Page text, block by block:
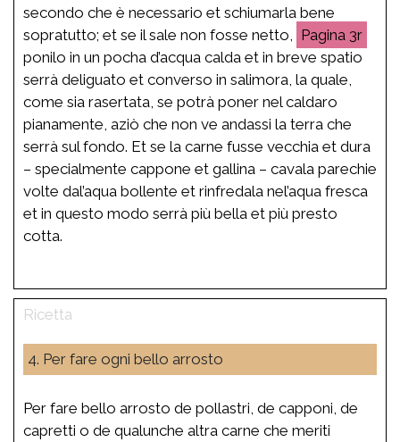
secondo che è necessario et schiumarla bene
sopratutto; et se il sale non fosse netto,
3r
ponilo in un pocha d’acqua calda et in breve spatio
serrà deliguato et converso in salimora, la quale,
come sia rasertata, se potrà poner nel caldaro
pianamente, aziò che non ve andassi la terra che
serrà sul fondo. Et se la carne fusse vecchia et dura
– specialmente cappone et gallina – cavala parechie
volte dal’aqua bollente et rinfredala nel’aqua fresca
et in questo modo serrà più bella et più presto
cotta.
4. Per fare ogni bello arrosto
Per fare bello arrosto de pollastri, de capponi, de
capretti o de qualunche altra carne che meriti